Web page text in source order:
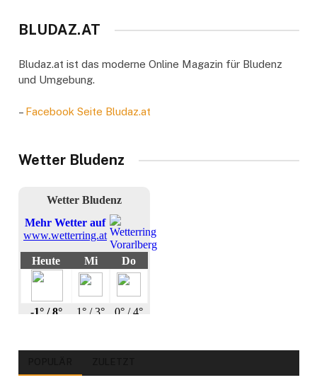
BLUDAZ.AT
Bludaz.at ist das moderne Online Magazin für Bludenz
und Umgebung.
– Facebook Seite Bludaz.at
Wetter Bludenz